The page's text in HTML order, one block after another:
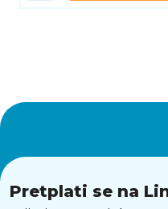
Pretplati se na